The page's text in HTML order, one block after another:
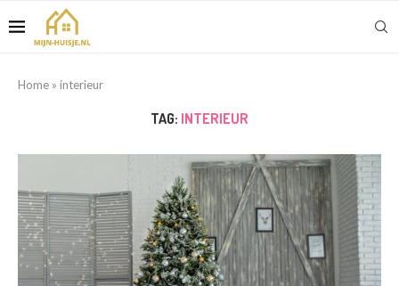
Home » interieur
TAG: INTERIEUR